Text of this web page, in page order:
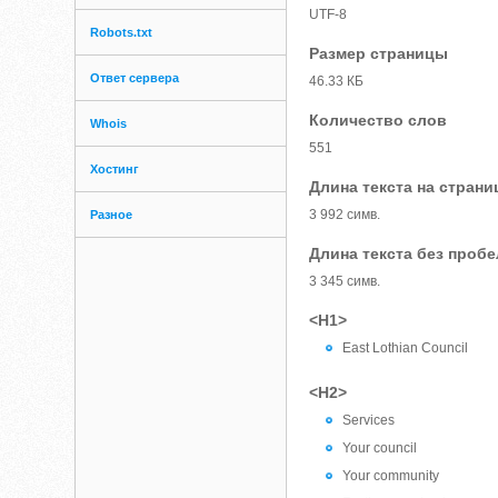
Robots.txt
Ответ сервера
Whois
Хостинг
Разное
UTF-8
Размер страницы
46.33 КБ
Количество слов
551
Длина текста на
3 992 симв.
Длина текста без
3 345 симв.
<H1>
East Lothian Council
<H2>
Services
Your council
Your community